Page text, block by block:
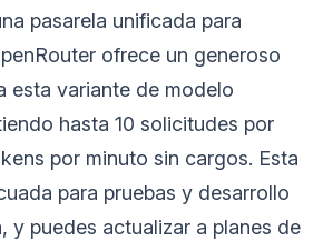
pasarela unificada para
ofrece un generoso
esta variante de modelo
hasta 10 solicitudes por
por minuto sin cargos. Esta
para pruebas y desarrollo
y puedes actualizar a planes de